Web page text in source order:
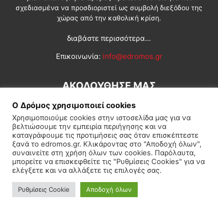
σχεδιασμένα να προσδιοριστεί ως συμβολή διεξόδου της
χώρας από την καθολική κρίση.
διαβάστε περισσότερα...
Επικοινωνία: info@edromos.gr
ΑΚΟΛΟΥΘΗΣΕ ΜΑΣ
Εγγραφή συνδρομητή Πολιτική Διεθνή Κοινωνία
Πολιτισμός Αφιερώματα
© Δρόμος της Αριστεράς
Ο Δρόμος χρησιμοποιεί cookies
Χρησιμοποιούμε cookies στην ιστοσελίδα μας για να
βελτιώσουμε την εμπειρία περιήγησης και να
καταγράφουμε τις προτιμήσεις σας όταν επισκέπτεστε
ξανά το edromos.gr. Κλικάροντας στο "Αποδοχή όλων",
συναινείτε στη χρήση όλων των cookies. Παρόλαυτα,
μπορείτε να επισκεφθείτε τις "Ρυθμίσεις Cookies" για να
ελέγξετε και να αλλάξετε τις επιλογές σας.
Ρυθμίσεις Cookie Αποδοχή όλων